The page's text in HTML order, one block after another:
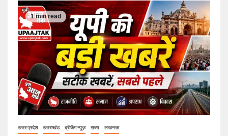
1 min read
उत्तर प्रदेश उत्तराखंड ब्रेकिंग न्यूज़ राज्य लखनऊ